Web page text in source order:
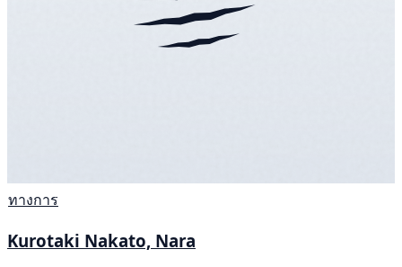
ทางการ
Kurotaki Nakato, Nara